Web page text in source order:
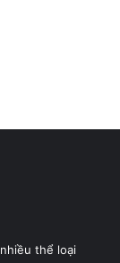
thể loại